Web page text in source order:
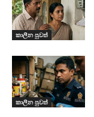
කාලීන පුවත්
කාලීන පුවත්